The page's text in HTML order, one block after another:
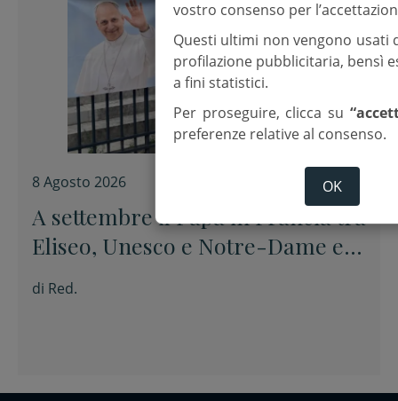
8 Agosto 2026
A settembre il Papa in Francia tra
Eliseo, Unesco e Notre-Dame e
di Red.
vostro consenso per
Questi ultimi non vengono usati
profilazione pubblicitaria, bensì
a fini statistici.
Per proseguire, clicca su
preferenze relative al consenso.
OK